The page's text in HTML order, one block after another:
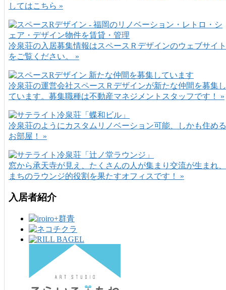
してはこちら »
冷泉荘の入居募集情報はスペースＲデザインのウェブサイト
をご覧ください。 »
冷泉荘の運営会社スペースＲデザインが新たな仲間を募集し
ています。募集職種は不動産マネジメントスタッフです！ »
冷泉荘のようにカスタムリノベーション可能、しかも住める
お部屋！ »
窓から承天寺が見え、たくさんの人が集まり交流が生まれ、
まちのラウンジ的役割を果たすオフィスです！ »
入居者紹介